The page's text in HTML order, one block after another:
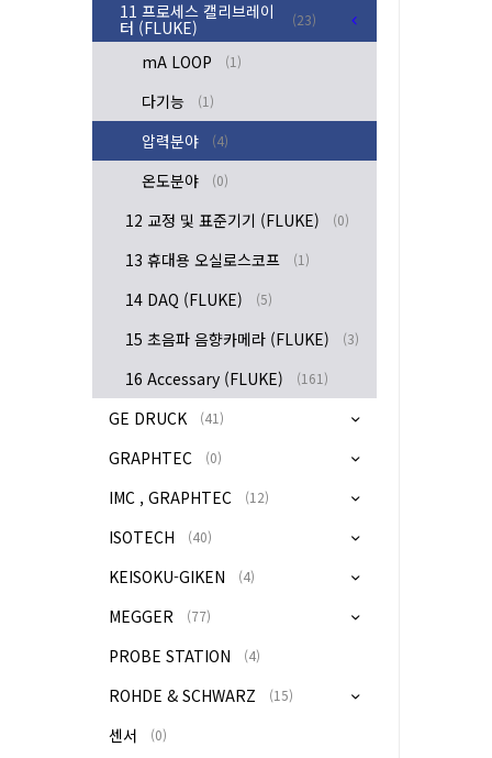
11 프로세스 캘리브레이
터 (FLUKE) (23)
mA LOOP (1)
다기능 (1)
압력분야 (4)
온도분야 (0)
12 교정 및 표준기기 (FLUKE) (0)
13 휴대용 오실로스코프 (1)
14 DAQ (FLUKE) (5)
15 초음파 음향카메라 (FLUKE) (3)
16 Accessary (FLUKE) (161)
GE DRUCK (41)
GRAPHTEC (0)
IMC , GRAPHTEC (12)
ISOTECH (40)
KEISOKU-GIKEN (4)
MEGGER (77)
PROBE STATION (4)
ROHDE & SCHWARZ (15)
센서 (0)